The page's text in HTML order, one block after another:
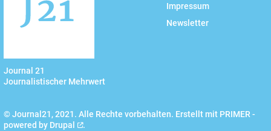
Journal 21
Journalistischer Mehrwert
Impressum
Newsletter
© Journal21, 2021. Alle Rechte vorbehalten. Erstellt mit PRIMER -
powered by Drupal .